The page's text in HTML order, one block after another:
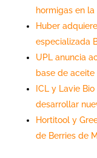
hormigas en
Huber
especializada
UPL anuncia
base de aceite
ICL y Lavie
desarrollar
Hortitool y
de Berries de